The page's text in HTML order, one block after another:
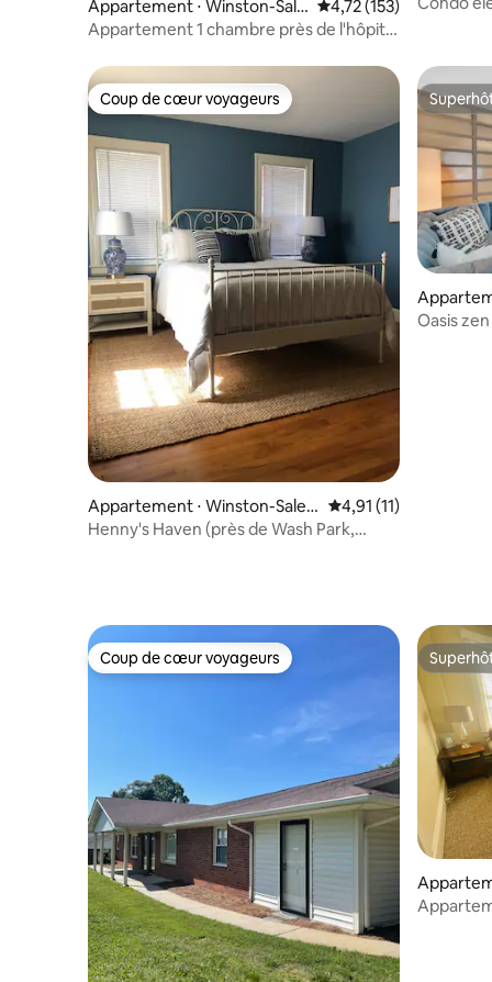
Appartement ⋅ Winston-Sale
m
Évaluation moyenne
4,72 (153)
Appartement 1 chambre près de l'hôpital
Coup de cœur voyageurs
Coup de cœur voyageurs
Appartement ⋅ Winston-Sale
m
Évaluation moyenne
4,91 (11)
Henny's Haven (près de Wash Park,
m
Oasis
Coup de cœur voyageurs
Coup de cœur voyageurs